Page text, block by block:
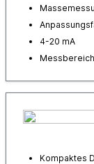
4-20 mA
Kompaktes